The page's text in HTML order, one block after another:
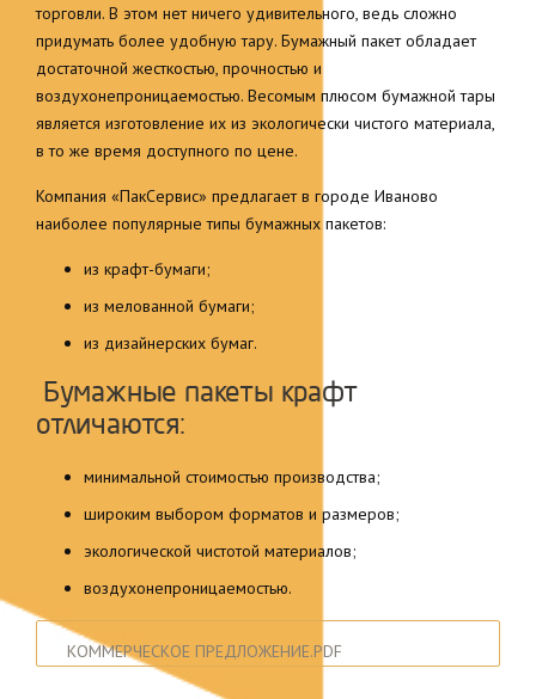
торговли. В этом нет ничего удивительного, ведь сложно
придумать более удобную тару. Бумажный пакет обладает
достаточной жесткостью, прочностью и
воздухонепроницаемостью. Весомым плюсом бумажной тары
является изготовление их из экологически чистого материала,
в то же время доступного по цене.
Компания «ПакСервис» предлагает в городе Иваново
наиболее популярные типы бумажных пакетов:
из крафт-бумаги;
из мелованной бумаги;
из дизайнерских бумаг.
Бумажные пакеты крафт
отличаются:
минимальной стоимостью производства;
широким выбором форматов и размеров;
экологической чистотой материалов;
воздухонепроницаемостью.
КОММЕРЧЕСКОЕ ПРЕДЛОЖЕНИЕ.PDF